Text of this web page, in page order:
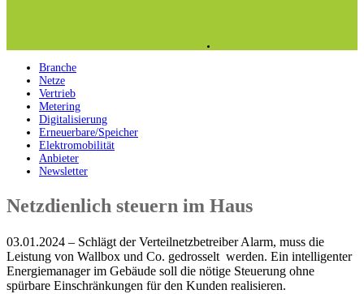
Branche
Netze
Vertrieb
Metering
Digitalisierung
Erneuerbare/Speicher
Elektromobilität
Anbieter
Newsletter
Netzdienlich steuern im Haus
03.01.2024 – Schlägt der Verteilnetzbetreiber Alarm, muss die
Leistung von Wallbox und Co. gedrosselt werden. Ein intelligenter
Energiemanager im Gebäude soll die nötige Steuerung ohne
spürbare Einschränkungen für den Kunden realisieren.